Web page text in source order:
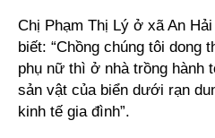
Chị Phạm Thị Lý ở xã An
biết: “Chồng chúng tôi dong
phụ nữ thì ở nhà trồng hành
sản vật của biển dưới rạn
kinh tế gia đình”.